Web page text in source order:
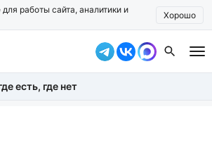
работы сайта, аналитики и
Хорошо
есть, где нет